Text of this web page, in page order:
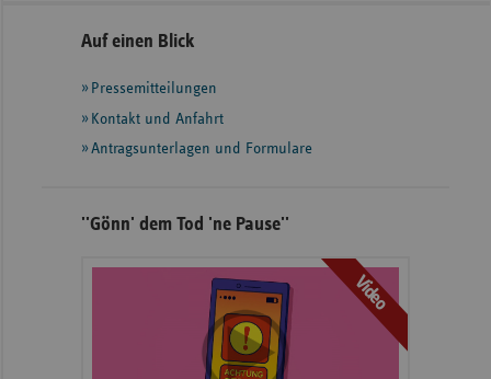
Seitennavigation
Seitenleiste
weiteren
Informationen
Auf einen Blick
Pressemitteilungen
Kontakt und Anfahrt
Antragsunterlagen und Formulare
''Gönn' dem Tod 'ne Pause''
Video